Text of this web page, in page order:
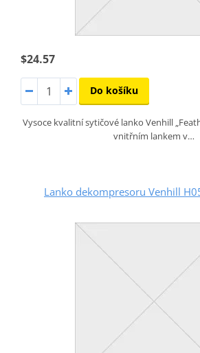
$24.57
Do košíku
Vysoce kvalitní sytičové lanko Venhill
vnitřním lankem v…
Lanko dekompresoru Venhill